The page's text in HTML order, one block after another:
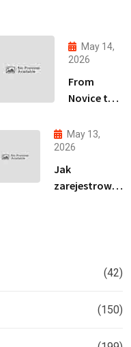
May 14,
2026
From
Novice to
Your Path
to
an Avia
Master
May 13,
2026
Jak
zarejestrować
(42)
(150)